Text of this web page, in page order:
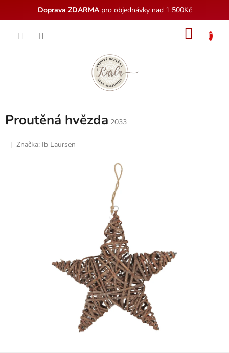
Doprava ZDARMApro objednávky nad 1 500Kč
Proutěná hvězda 2033
Značka: Ib Laursen